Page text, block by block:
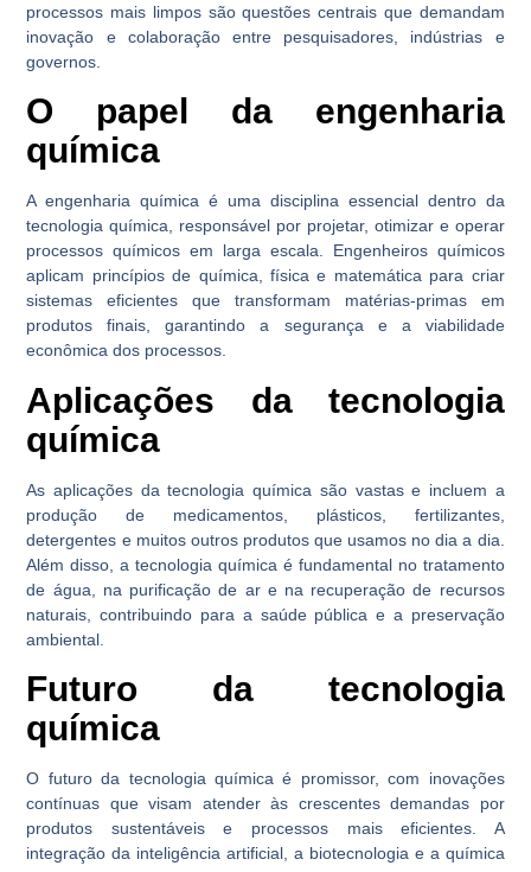
processos mais limpos são questões centrais que demandam
inovação e colaboração entre pesquisadores, indústrias e
governos.
O papel da engenharia
química
A engenharia química é uma disciplina essencial dentro da
tecnologia química, responsável por projetar, otimizar e operar
processos químicos em larga escala. Engenheiros químicos
aplicam princípios de química, física e matemática para criar
sistemas eficientes que transformam matérias-primas em
produtos finais, garantindo a segurança e a viabilidade
econômica dos processos.
Aplicações da tecnologia
química
As aplicações da tecnologia química são vastas e incluem a
produção de medicamentos, plásticos, fertilizantes,
detergentes e muitos outros produtos que usamos no dia a dia.
Além disso, a tecnologia química é fundamental no tratamento
de água, na purificação de ar e na recuperação de recursos
naturais, contribuindo para a saúde pública e a preservação
ambiental.
Futuro da tecnologia
química
O futuro da tecnologia química é promissor, com inovações
contínuas que visam atender às crescentes demandas por
produtos sustentáveis e processos mais eficientes. A
integração da inteligência artificial, a biotecnologia e a química